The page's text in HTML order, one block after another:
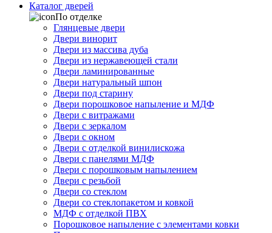
Каталог дверей
По отделке
Глянцевые двери
Двери винорит
Двери из массива дуба
Двери из нержавеющей стали
Двери ламинированные
Двери натуральный шпон
Двери под старину
Двери порошковое напыление и МДФ
Двери с витражами
Двери с зеркалом
Двери с окном
Двери с отделкой винилискожа
Двери с панелями МДФ
Двери с порошковым напылением
Двери с резьбой
Двери со стеклом
Двери со стеклопакетом и ковкой
МДФ с отделкой ПВХ
Порошковое напыление с элементами ковки